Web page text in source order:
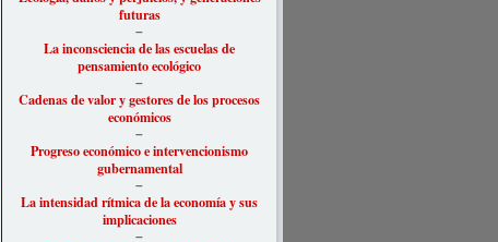
futuras
–
La inconsciencia de las escuelas de
pensamiento ecológico
–
Cadenas de valor y gestores de los procesos
económicos
–
Progreso económico e intervencionismo
gubernamental
–
La intensidad rítmica de la economía y sus
implicaciones
–